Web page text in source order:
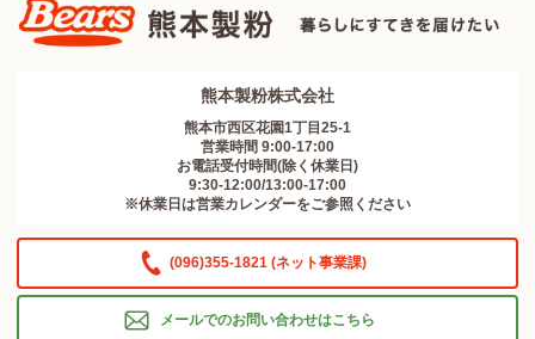
熊本製粉株式会社
熊本市西区花園1丁目25-1
営業時間 9:00-17:00
お電話受付時間(除く休業日)
9:30-12:00/13:00-17:00
※休業日は営業カレンダーをご参照ください
(096)355-1821 (ネット事業課)
メールでのお問い合わせはこちら